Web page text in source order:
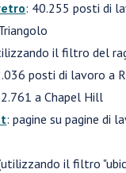
: 40.255 posti di
il filtro del
posti di lavoro a
a Chapel Hill
: pagine su pagine di
il filtro